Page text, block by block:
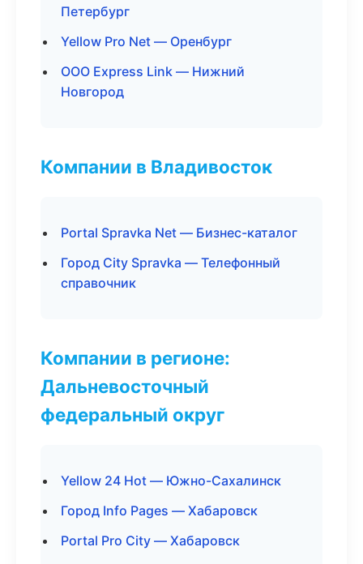
Петербург
Yellow Pro Net — Оренбург
ООО Express Link — Нижний
Новгород
Компании в Владивосток
Portal Spravka Net — Бизнес-каталог
Город City Spravka — Телефонный
справочник
Компании в регионе:
Дальневосточный
федеральный округ
Yellow 24 Hot — Южно-Сахалинск
Город Info Pages — Хабаровск
Portal Pro City — Хабаровск